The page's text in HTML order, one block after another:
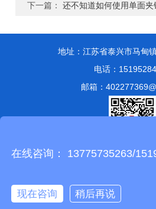
下一篇：还不知道如何使用单面
地址：江苏省泰兴市马甸
电话：
邮箱：
苏公网安备
在线咨询： 13775735263/
现在咨询
稍后再说
在线咨询